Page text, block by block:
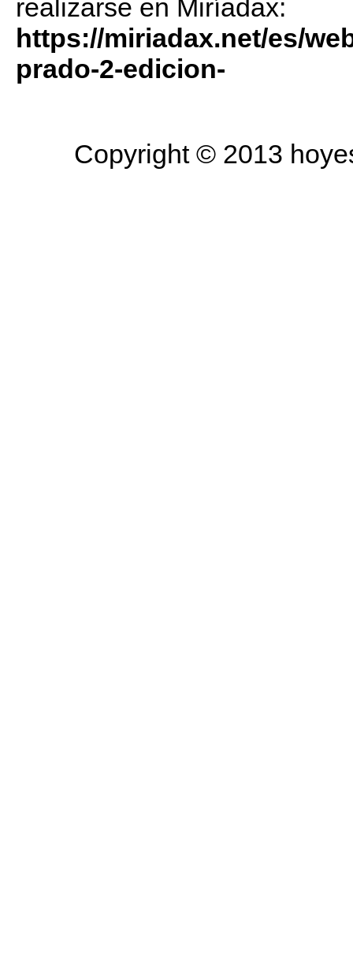
realizarse en Miríadax:
https://miriadax.net/es/
prado-2-edicion-
Copyright © 2013